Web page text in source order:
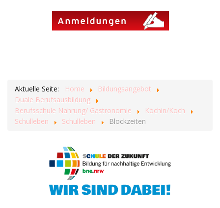
Aktuelle Seite: Home
Bildungsangebot
Duale Berufsausbildung
Berufsschule Nahrung/ Gastronomie
Köchin/Koch
Schulleben
Schulleben Blockzeiten